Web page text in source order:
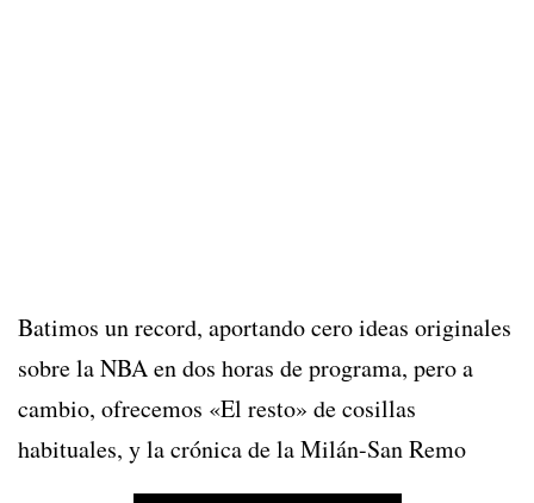
Batimos un record, aportando cero ideas originales
sobre la NBA en dos horas de programa, pero a
cambio, ofrecemos «El resto» de cosillas
habituales, y la crónica de la Milán-San Remo